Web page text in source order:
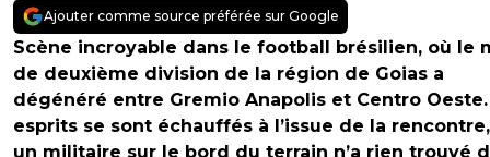
Ajouter comme source préférée sur Google
Scène incroyable dans le football brésilien, où le
de deuxième division de la région de Goias a
dégénéré entre Gremio Anapolis et Centro Oeste.
esprits se sont échauffés à l’issue de la
un militaire sur le bord du terrain n’a rien trouvé